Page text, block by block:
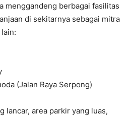
menggandeng berbagai fasilitas
di sekitarnya sebagai mitra
(Jalan Raya Serpong)
lancar, area parkir yang luas,